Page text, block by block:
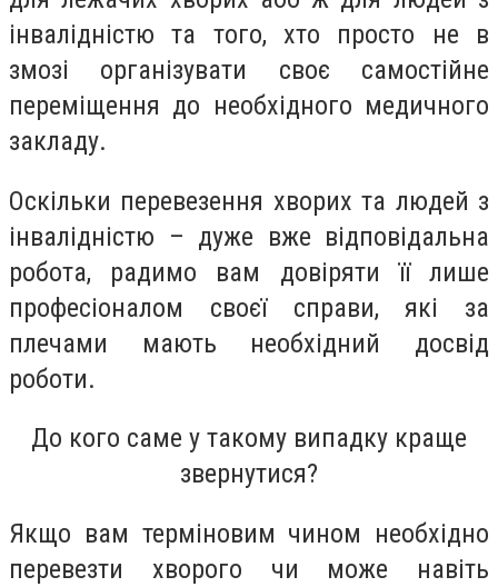
інвалідністю та того, хто просто не в
змозі організувати своє самостійне
переміщення до необхідного медичного
закладу.
Оскільки перевезення хворих та людей з
інвалідністю – дуже вже відповідальна
робота, радимо вам довіряти її лише
професіоналом своєї справи, які за
плечами мають необхідний досвід
роботи.
До кого саме у такому випадку краще
звернутися?
Якщо вам терміновим чином необхідно
перевезти хворого чи може навіть